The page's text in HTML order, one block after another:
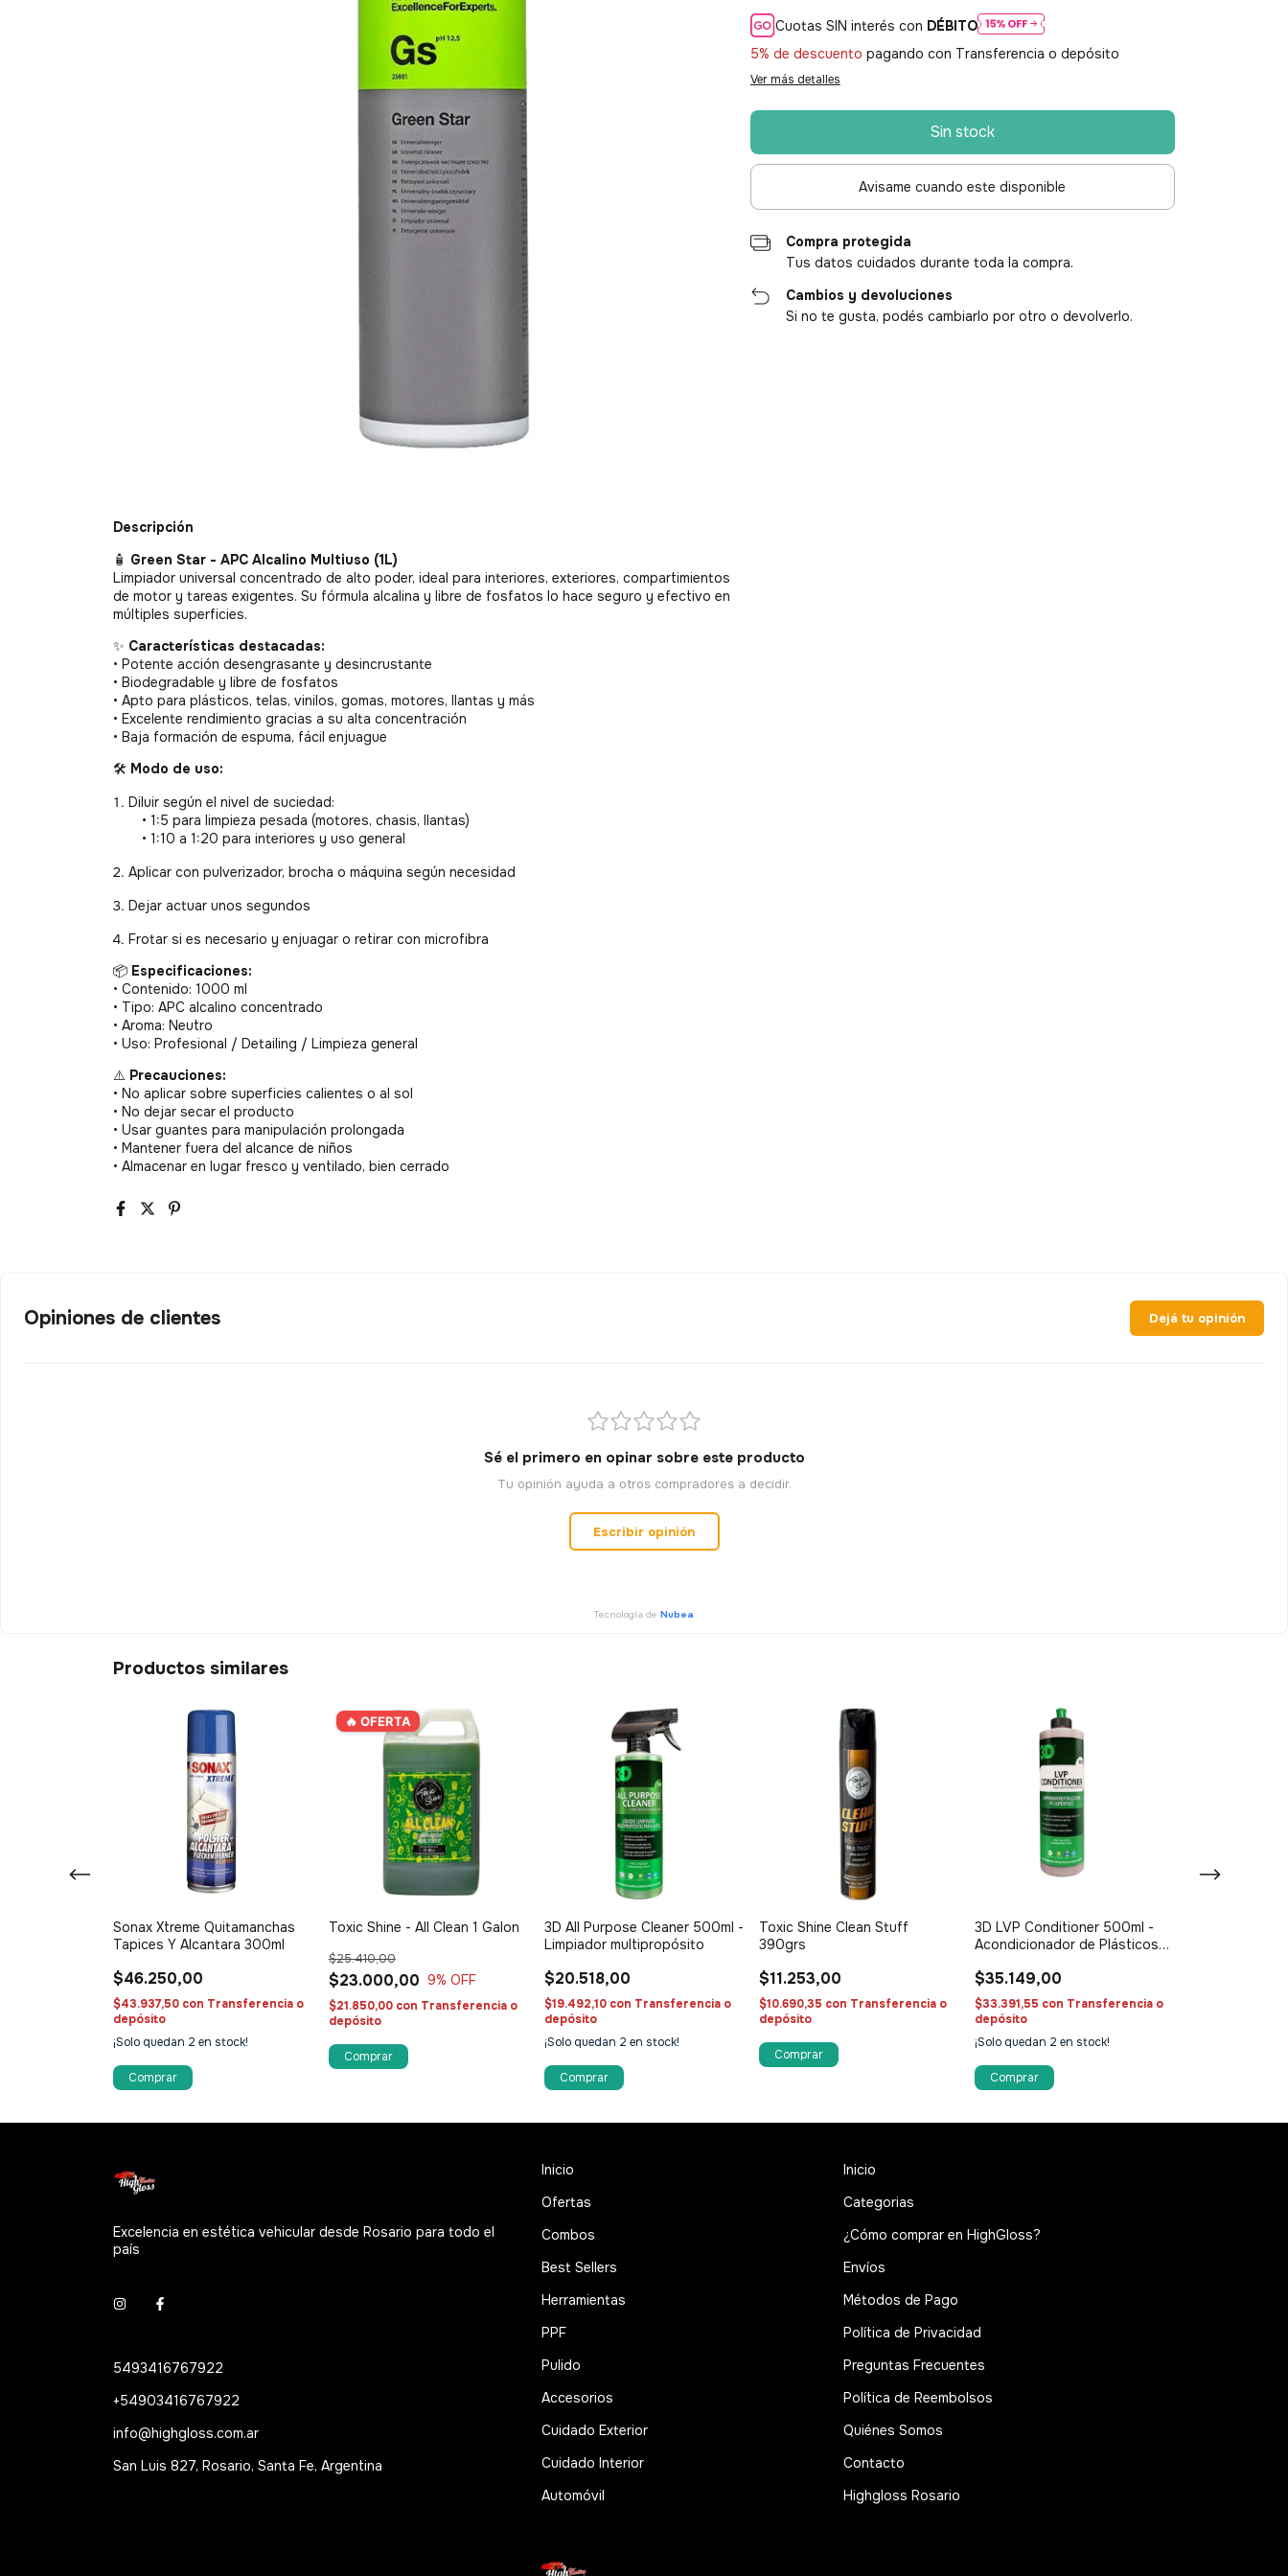
Cuotas SIN interés con DÉBITO
5% de descuento pagando con Transferencia o depósito
Ver más detalles
Avisame cuando este disponible
Compra protegida
Tus datos cuidados durante toda la compra.
Cambios y devoluciones
Si no te gusta, podés cambiarlo por otro o devolverlo.
Descripción
🧴 Green Star - APC Alcalino Multiuso (1L)
Limpiador universal concentrado de alto poder, ideal para interiores, exteriores, compartimientos
de motor y tareas exigentes. Su fórmula alcalina y libre de fosfatos lo hace seguro y efectivo en
múltiples superficies.
✨ Características destacadas:
• Potente acción desengrasante y desincrustante
• Biodegradable y libre de fosfatos
• Apto para plásticos, telas, vinilos, gomas, motores, llantas y más
• Excelente rendimiento gracias a su alta concentración
• Baja formación de espuma, fácil enjuague
🛠️ Modo de uso:
Diluir según el nivel de suciedad:
• 1:5 para limpieza pesada (motores, chasis, llantas)
• 1:10 a 1:20 para interiores y uso general
Aplicar con pulverizador, brocha o máquina según necesidad
Dejar actuar unos segundos
Frotar si es necesario y enjuagar o retirar con microfibra
📦 Especificaciones:
• Contenido: 1000 ml
• Tipo: APC alcalino concentrado
• Aroma: Neutro
• Uso: Profesional / Detailing / Limpieza general
⚠️ Precauciones:
• No aplicar sobre superficies calientes o al sol
• No dejar secar el producto
• Usar guantes para manipulación prolongada
• Mantener fuera del alcance de niños
• Almacenar en lugar fresco y ventilado, bien cerrado
Opiniones de clientes Dejá tu opinión
Sé el primero en opinar sobre este producto
Tu opinión ayuda a otros compradores a decidir.
Escribir opinión
Tecnología de Nubea
Productos similares
Sonax Xtreme Quitamanchas
Tapices Y Alcantara 300ml
$46.250,00
$43.937,50 con Transferencia o
depósito
¡Solo quedan 2 en stock!
🔥 OFERTA
Toxic Shine - All Clean 1 Galon
$23.000,00
$25.410,00
9% OFF
$21.850,00 con Transferencia o
depósito
3D All Purpose Cleaner 500ml -
Limpiador multipropósito
$20.518,00
$19.492,10 con Transferencia o
depósito
¡Solo quedan 2 en stock!
Toxic Shine Clean Stuff
390grs
$11.253,00
$10.690,35 con Transferencia o
depósito
3D LVP Conditioner 500ml -
Acondicionador de Plásticos
$35.149,00
$33.391,55 con Transferencia o
depósito
¡Solo quedan 2 en stock!
Excelencia en estética vehicular desde Rosario para todo el
país
5493416767922
+54903416767922
info@highgloss.com.ar
San Luis 827, Rosario, Santa Fe, Argentina
Inicio
Ofertas
Combos
Best Sellers
Herramientas
PPF
Pulido
Accesorios
Cuidado Exterior
Cuidado Interior
Automóvil
Inicio
Categorias
¿Cómo comprar en HighGloss?
Envíos
Métodos de Pago
Política de Privacidad
Preguntas Frecuentes
Política de Reembolsos
Quiénes Somos
Contacto
Highgloss Rosario